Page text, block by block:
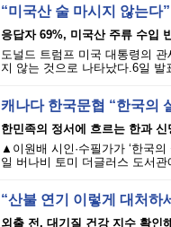
“미국산 술 마시지 않는다
응답자 69%, 미국산 주류 수입
도널드 트럼프 미국 대통령의
지 않는 것으로 나타났다.6일
캐나다 한국문협 “한국의
한민족의 정서에 흐르는 한과 신
▲이원배 시인·수필가가 ‘한국
일 버나비 토미 더글러스 도서관
“산불 연기 이렇게 대처하
외출 전, 대기질 건강 지수 확인